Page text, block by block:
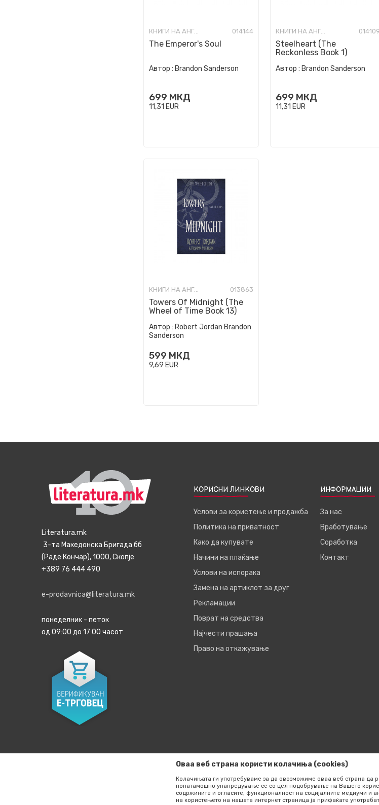
КНИГИ НА АНГЛИСКИ ЈАЗИК 014144
The Emperor's Soul
Автор : Brandon Sanderson
699 МКД
11,31 EUR
КНИГИ НА АНГЛИСКИ ЈАЗИК 014109
Steelheart (The
Reckonless Book 1)
Автор : Brandon Sanderson
699 МКД
11,31 EUR
КНИГИ НА АНГЛИСКИ ЈАЗИК 013863
Towers Of Midnight (The
Wheel of Time Book 13)
Автор : Robert Jordan Brandon
Sanderson
599 МКД
9,69 EUR
Literatura.mk
3-та Македонска Бригада бб
(Раде Кончар), 1000, Скопје
+389 76 444 490
e-prodavnica@literatura.mk
понеделник - петок
од 09:00 до 17:00 часот
КОРИСНИ ЛИНКОВИ
Услови за користење и продажба
Политика на приватност
Како да купувате
Начини на плаќање
Услови на испорака
Замена на артиклот за друг
Рекламации
Поврат на средства
Најчести прашања
Право на откажување
ИНФОРМАЦИИ
За нас
Вработување
Соработка
Контакт
Настојуваме да бидеме што е можно попрецизни во описот на производите,
Оваа веб страна користи колачиња (cookies)
Колачињата ги употребуваме за да овозможиме оваа веб страна да
понатамошно унапредување се со цел подобрување на Вашето
содржините и огласите, функционалност на социјалните медиуми и
на користењето на нашата интернет страница ја прифаќате